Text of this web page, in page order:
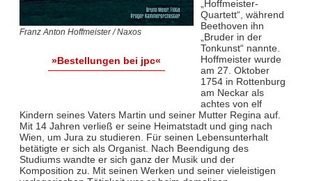
Franz Anton Hoffmeister / Naxos
»Bestellungen bei jpc«
„Hoffmeister-
Quartett“, während
Beethoven ihn
„Bruder in der
Tonkunst“ nannte.
Hoffmeister wurde
am 27. Oktober
1754 in Rottenburg
am Neckar als
achtes von elf
Kindern seines Vaters Martin und seiner Mutter Regina auf.
Mit 14 Jahren verließ er seine Heimatstadt und ging nach
Wien, um Jura zu studieren. Für seinen Lebensunterhalt
betätigte er sich als Organist. Nach Beendigung des
Studiums wandte er sich ganz der Musik und der
Komposition zu. Mit seinen Werken und seiner vieleistigen